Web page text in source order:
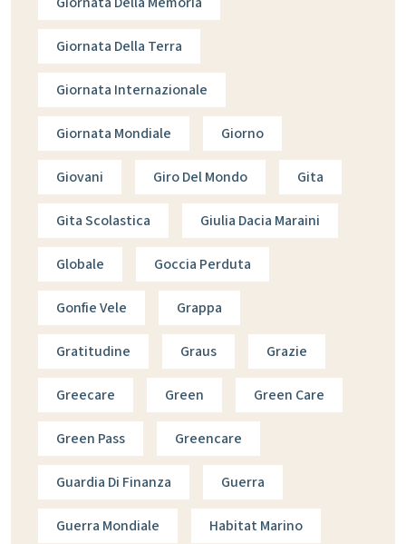
Giornata Della Terra
Giornata Internazionale
Giornata Mondiale Giorno
Giovani Giro Del Mondo Gita
Gita Scolastica Giulia Dacia Maraini
Globale Goccia Perduta
Gonfie Vele Grappa
Gratitudine Graus Grazie
Greecare Green Green Care
Green Pass Greencare
Guardia Di Finanza Guerra
Guerra Mondiale Habitat Marino